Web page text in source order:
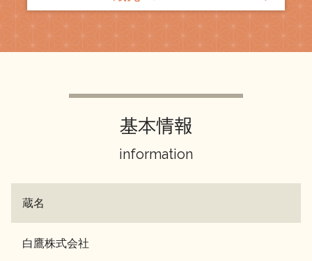
基本情報
information
蔵名
白鷹株式会社